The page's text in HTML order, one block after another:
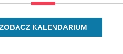
ZOBACZ KALENDARIUM